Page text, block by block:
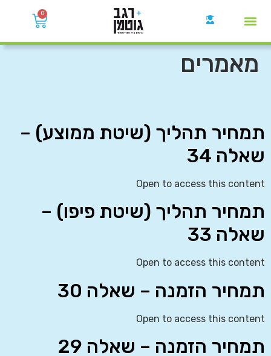
0
מאמרים
תמחיר תהליך (שיטת ממוצע) –
שאלה 34
Open to access this content
תמחיר תהליך (שיטת פיפו) –
שאלה 33
Open to access this content
תמחיר הזמנה – שאלה 30
Open to access this content
תמחיר הזמנה – שאלה 29